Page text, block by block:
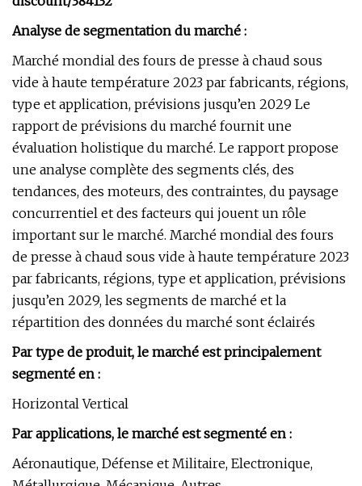
Analyse de segmentation du marché :
Marché mondial des fours de presse à chaud sous
vide à haute température 2023 par fabricants, régions,
type et application, prévisions jusqu’en 2029 Le
rapport de prévisions du marché fournit une
évaluation holistique du marché. Le rapport propose
une analyse complète des segments clés, des
tendances, des moteurs, des contraintes, du paysage
concurrentiel et des facteurs qui jouent un rôle
important sur le marché. Marché mondial des fours
de presse à chaud sous vide à haute température 2023
par fabricants, régions, type et application, prévisions
jusqu’en 2029, les segments de marché et la
répartition des données du marché sont éclairés
Par type de produit, le marché est principalement
segmenté en :
Horizontal Vertical
Par applications, le marché est segmenté en :
Aéronautique, Défense et Militaire, Electronique,